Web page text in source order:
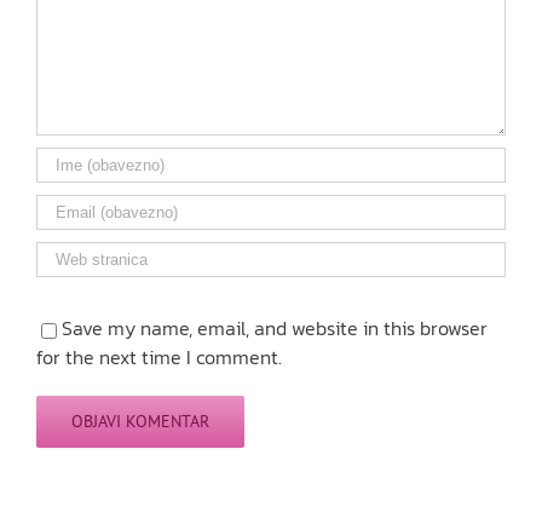
Save my name, email, and website in this browser
for the next time I comment.